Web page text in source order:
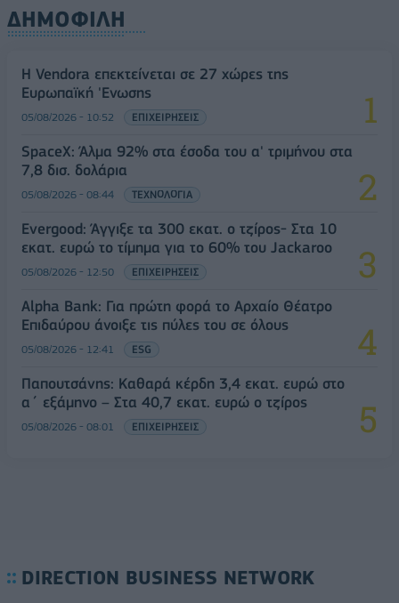
ΔΗΜΟΦΙΛΗ
Η Vendora επεκτείνεται σε 27 χώρες της
Ευρωπαϊκή 'Ενωσης
05/08/2026 - 10:52 ΕΠΙΧΕΙΡΗΣΕΙΣ
SpaceX: Άλμα 92% στα έσοδα του α' τριμήνου στα
7,8 δισ. δολάρια
05/08/2026 - 08:44 ΤΕΧΝΟΛΟΓΙΑ
Evergood: Άγγιξε τα 300 εκατ. ο τζίρος- Στα 10
εκατ. ευρώ το τίμημα για το 60% του Jackaroo
05/08/2026 - 12:50 ΕΠΙΧΕΙΡΗΣΕΙΣ
Alpha Bank: Για πρώτη φορά το Αρχαίο Θέατρο
Επιδαύρου άνοιξε τις πύλες του σε όλους
05/08/2026 - 12:41 ESG
Παπουτσάνης: Καθαρά κέρδη 3,4 εκατ. ευρώ στο
α΄ εξάμηνο – Στα 40,7 εκατ. ευρώ ο τζίρος
05/08/2026 - 08:01 ΕΠΙΧΕΙΡΗΣΕΙΣ
DIRECTION BUSINESS NETWORK